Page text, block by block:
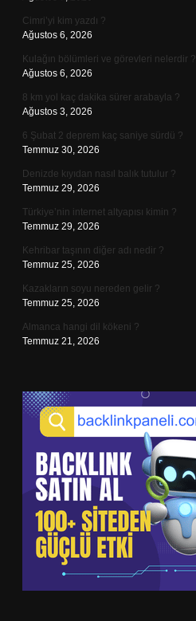
Cimri’yi kim yazdı ?
Ağustos 6, 2026
Kulağın bölümleri ve görevleri nelerdir ?
Ağustos 6, 2026
8 km yol kaç dakika sürer arabayla ?
Ağustos 3, 2026
6 Şubat 2 deprem kaç saniye sürdü ?
Temmuz 30, 2026
Denizde kıyıdan nasıl balık tutulur ?
Temmuz 29, 2026
Türkiye’nin internet altyapısı kimin ?
Temmuz 29, 2026
Kehribar taşının diğer adı nedir ?
Temmuz 25, 2026
Kazakların soyu nereden gelir ?
Temmuz 25, 2026
Almanca hangi dil kökeni ?
Temmuz 21, 2026